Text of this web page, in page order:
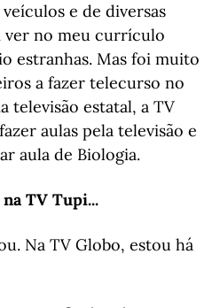
e de diversas
ver no meu currículo
estranhas. Mas foi muito
a fazer telecurso no
televisão estatal, a TV
aulas pela televisão e
aula de Biologia.
TV Tupi...
Na TV Globo, estou há